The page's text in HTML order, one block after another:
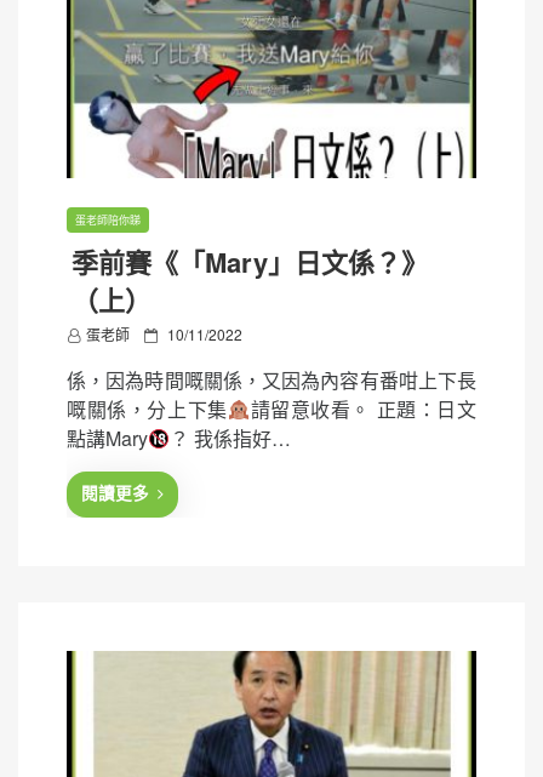
蛋老師陪你睇
季前賽《「Mary」日文係？》
（上）
蛋老師
P
s
t
e
d
10/11/2022
係，因為時間嘅關係，又因為內容有番咁上下長
嘅關係，分上下集
請留意收看。 正題：日文
點講Mary
？ 我係指好…
閱讀更多